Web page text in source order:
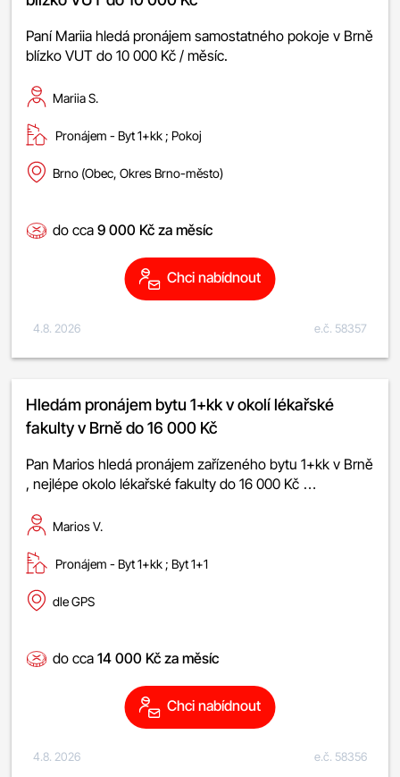
Paní Mariia hledá pronájem samostatného pokoje v Brně
blízko VUT do 10 000 Kč / měsíc.
Mariia S.
Pronájem - byt 1+kk ; pokoj
Brno (Obec, Okres Brno-město)
do cca9 000 Kč za měsíc
Chci nabídnout
4.8. 2026 e.č. 58357
Hledám pronájem bytu 1+kk v okolí lékařské
fakulty v Brně do 16 000 Kč
Pan Marios hledá pronájem zařízeného bytu 1+kk v Brně
, nejlépe okolo lékařské fakulty do 16 000 Kč …
Marios V.
Pronájem - byt 1+kk ; byt 1+1
dle GPS
do cca14 000 Kč za měsíc
Chci nabídnout
4.8. 2026 e.č. 58356